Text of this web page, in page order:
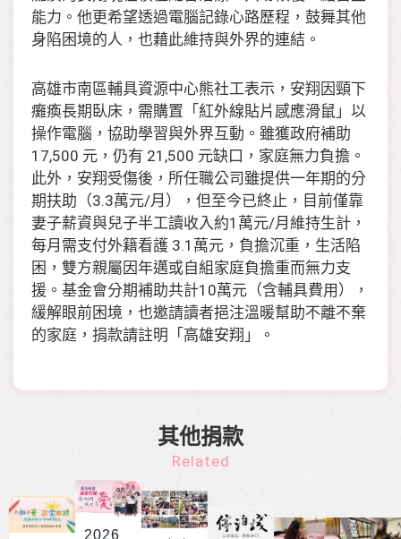
能力。他更希望透過電腦記錄心路歷程，鼓舞其他
身陷困境的人，也藉此維持與外界的連結。
高雄市南區輔具資源中心熊社工表示，安翔因頸下
癱瘓長期臥床，需購置「紅外線貼片感應滑鼠」以
操作電腦，協助學習與外界互動。雖獲政府補助
17,500 元，仍有 21,500 元缺口，家庭無力負擔。
此外，安翔受傷後，所任職公司雖提供一年期的分
期扶助（3.3萬元/月），但至今已終止，目前僅靠
妻子薪資與兒子半工讀收入約1萬元/月維持生計，
每月需支付外籍看護 3.1萬元，負擔沉重，生活陷
困，雙方親屬因年邁或自組家庭負擔重而無力支
援。基金會分期補助共計10萬元（含輔具費用），
緩解眼前困境，也邀請讀者挹注溫暖幫助不離不棄
的家庭，捐款請註明「高雄安翔」。
其他捐款
Related
2026